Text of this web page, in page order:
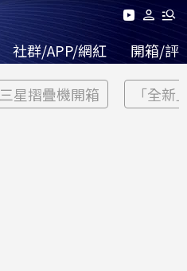
社群/APP/網紅 開箱/評
三星摺疊機開箱 「全新